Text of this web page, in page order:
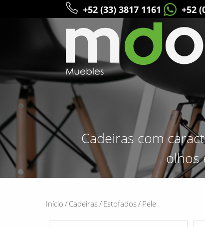
+52 (33) 3817 1161 +52
Cadeiras com
olhos
Início / Cadeiras/ Estofados/ Pele